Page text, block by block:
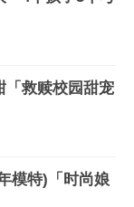
「救赎校园甜宠
模特)「时尚娘